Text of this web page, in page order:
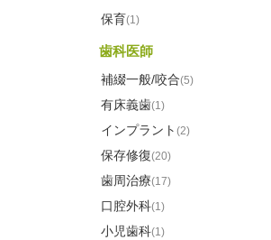
保育(1)
歯科医師
補綴一般/咬合(5)
有床義歯(1)
インプラント (2)
保存修復(20)
歯周治療(17)
口腔外科(1)
小児歯科(1)